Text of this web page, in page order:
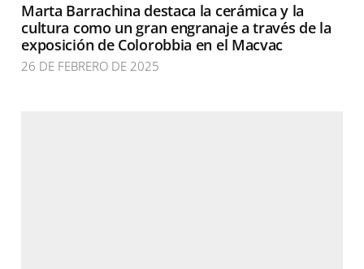
Marta Barrachina destaca la cerámica y la
cultura como un gran engranaje a través de la
exposición de Colorobbia en el Macvac
26 DE FEBRERO DE 2025